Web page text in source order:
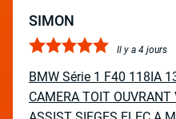
SIMON
Il y a 4 jours
BMW Série 1 F40 118IA
CAMERA TOIT